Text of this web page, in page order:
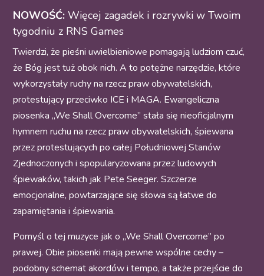
NOWOŚĆ: Więcej zagadek i rozrywki w Twoim
tygodniu z RNS Games
Twierdzi, że pieśni uwielbieniowe pomagają ludziom czuć,
że Bóg jest tuż obok nich. A to potężne narzędzie, które
wykorzystały ruchy na rzecz praw obywatelskich,
protestujący przeciwko ICE i MAGA. Ewangeliczna
piosenka „We Shall Overcome” stała się nieoficjalnym
hymnem ruchu na rzecz praw obywatelskich, śpiewana
przez protestujących po całej Południowej Stanów
Zjednoczonych i spopularyzowana przez ludowych
śpiewaków, takich jak Pete Seeger. Szczerze
emocjonalne, powtarzające się słowa są łatwe do
zapamiętania i śpiewania.
Pomyśl o tej muzyce jak o „We Shall Overcome” po
prawej. Obie piosenki mają pewne wspólne cechy –
podobny schemat akordów i tempo, a także przejście do